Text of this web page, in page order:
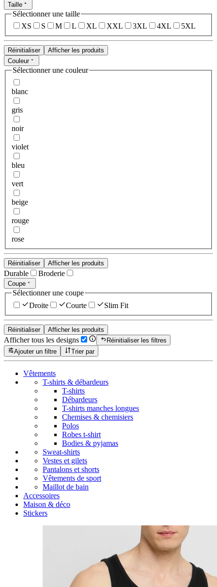
Taille
Sélectionner une taille
XS
S M L XL XXL 3XL 4XL 5XL
Réinitialiser
Afficher les produits
Couleur
Sélectionner une couleur
blanc
gris
noir
violet
bleu
vert
beige
rouge
rose
Réinitialiser Afficher les produits
Durable Broderie
Coupe
Sélectionner une coupe
Droite
Courte Slim Fit
Réinitialiser Afficher les produits
Afficher tous les designs
Réinitialiser les filtres
Ajouter un filtre
Trier par
Vêtements
T-shirts & débardeurs
T-shirts
Débardeurs
T-shirts manches longues
Chemises & chemisiers
Polos
Robes t-shirt
Bodies & pyjamas
Sweat-shirts
Vestes et gilets
Pantalons et shorts
Vêtements de sport
Maillot de bain
Accessoires
Maison & déco
Stickers